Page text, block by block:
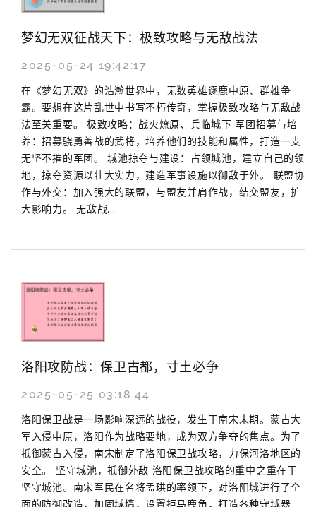
梦幻无双征战天下：极致攻略与无敌战法
2025-05-24 19:42:17
在《梦幻无双》的浩瀚世界中，无数英雄逐鹿中原、群雄争
霸。要想在这片乱世中书写不朽传奇，掌握极致攻略与无敌战
法至关重要。 极致攻略：战火燎原、兵临城下 军团招募与培
养：招募骁勇善战的武将，培养他们的技能和属性，打造一支
无坚不摧的军团。 城池掠夺与建设：占领城池，建立自己的领
地，掠夺资源以壮大实力，建造军事设施以御敌于外。 联盟协
作与外交：加入强大的联盟，与盟友并肩作战，结交盟友，扩
大影响力。 无敌战...
洛阳攻防战：保卫古都，寸土必争
2025-05-25 03:18:44
洛阳保卫战是一场影响深远的战役，发生于南宋末期。蒙古大
军入侵中原，洛阳作为战略要地，成为双方争夺的焦点。为了
抵御蒙古入侵，南宋制定了洛阳保卫战攻略，力保河洛地区的
安全。 坚守城池，抵御外敌 洛阳保卫战攻略的重中之重在于
坚守城池。南宋军民在名将孟珙的率领下，对洛阳城进行了全
面的防御改造，加固城墙，设置拒马鹿角，打造各种守城器